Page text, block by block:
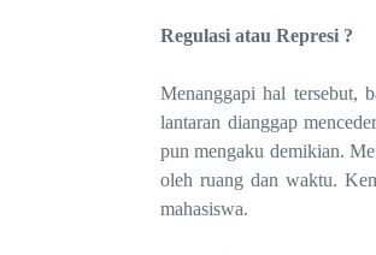
Regulasi atau Represi ?
Menanggapi hal tersebut,
lantaran dianggap
pun mengaku demikian.
oleh ruang dan waktu.
mahasiswa.